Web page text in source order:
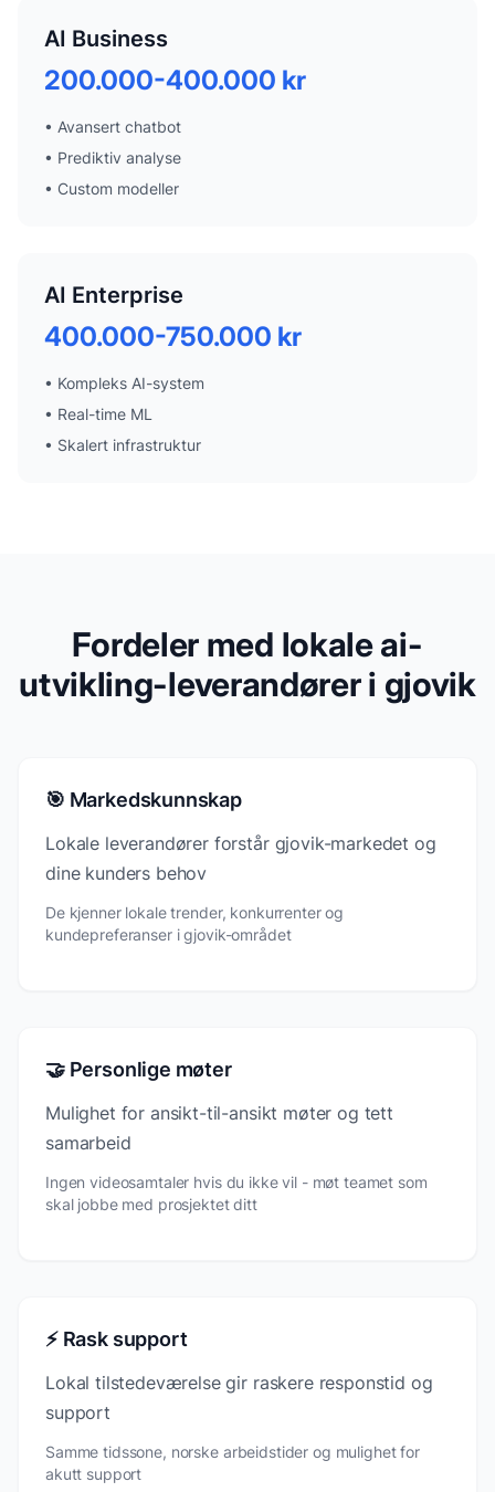
AI Business
200.000-400.000 kr
• Avansert chatbot
• Prediktiv analyse
• Custom modeller
AI Enterprise
400.000-750.000 kr
• Kompleks AI-system
• Real-time ML
• Skalert infrastruktur
Fordeler med lokale ai-
utvikling-leverandører i gjovik
🎯 Markedskunnskap
Lokale leverandører forstår gjovik-markedet og
dine kunders behov
De kjenner lokale trender, konkurrenter og
kundepreferanser i gjovik-området
🤝 Personlige møter
Mulighet for ansikt-til-ansikt møter og tett
samarbeid
Ingen videosamtaler hvis du ikke vil - møt teamet som
skal jobbe med prosjektet ditt
⚡ Rask support
Lokal tilstedeværelse gir raskere responstid og
support
Samme tidssone, norske arbeidstider og mulighet for
akutt support